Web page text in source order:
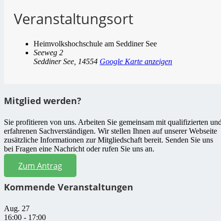
Veranstaltungsort
Heimvolkshochschule am Seddiner See
Seeweg 2
Seddiner See 14554 Google Karte anzeigen
Mitglied werden?
Sie profitieren von uns. Arbeiten Sie gemeinsam mit qualifizierten
erfahrenen Sachverständigen. Wir stellen Ihnen auf unserer Webseite
zusätzliche Informationen zur Mitgliedschaft bereit. Senden Sie uns
bei Fragen eine Nachricht oder rufen Sie uns an.
Zum Antrag
Kommende Veranstaltungen
Aug. 27
16:00 - 17:00